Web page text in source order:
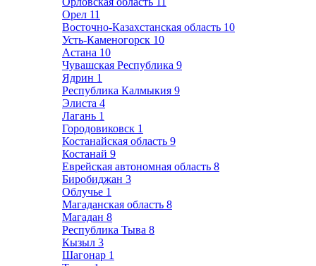
Орел 11
Восточно-Казахстанская область 10
Усть-Каменогорск 10
Астана 10
Чувашская Республика 9
Ядрин 1
Республика Калмыкия 9
Элиста 4
Лагань 1
Городовиковск 1
Костанайская область 9
Костанай 9
Еврейская автономная область 8
Биробиджан 3
Облучье 1
Магаданская область 8
Магадан 8
Республика Тыва 8
Кызыл 3
Шагонар 1